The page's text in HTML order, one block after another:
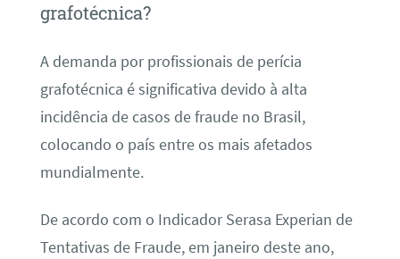
grafotécnica?
A demanda por profissionais de perícia
grafotécnica é significativa devido à alta
incidência de casos de fraude no Brasil,
colocando o país entre os mais afetados
mundialmente.
De acordo com o Indicador Serasa Experian de
Tentativas de Fraude, em janeiro deste ano,